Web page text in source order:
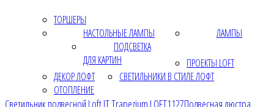
ТОРШЕРЫ
НАСТОЛЬНЫЕ ЛАМПЫ
ПОДСВЕТКА
ДЛЯ КАРТИН
ЛАМПЫ
ПРОЕКТЫ LOFT
ДЕКОР ЛОФТ
СВЕТИЛЬНИКИ В СТИЛЕ ЛОФТ
ОТОПЛЕНИЕ
Светильник подвесной Loft IT Trapezium LOFT1127Подвесная люстра